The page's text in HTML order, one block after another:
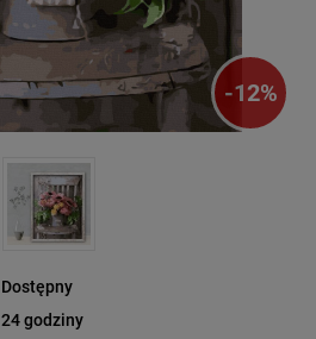
-12%
Dostępny
24 godziny